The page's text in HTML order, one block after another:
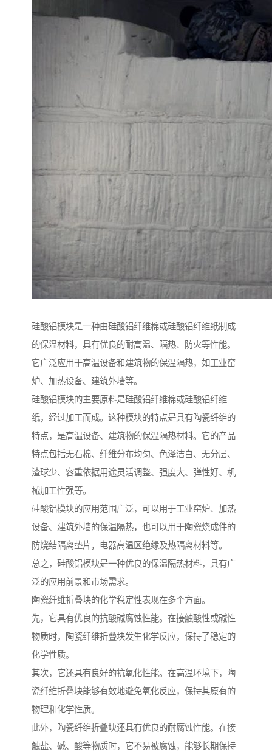
硅酸铝模块是一种由硅酸铝纤维棉或硅酸铝纤维纸制成
的保温材料，具有优良的耐高温、隔热、防火等性能。
它广泛应用于高温设备和建筑物的保温隔热，如工业窑
炉、加热设备、建筑外墙等。
硅酸铝模块的主要原料是硅酸铝纤维棉或硅酸铝纤维
纸，经过加工而成。这种模块的特点是具有陶瓷纤维的
特点，是高温设备、建筑物的保温隔热材料。它的产品
特点包括无石棉、纤维分布均匀、色泽洁白、无分层、
渣球少、容重依据用途灵活调整、强度大、弹性好、机
械加工性强等。
硅酸铝模块的应用范围广泛，可以用于工业窑炉、加热
设备、建筑外墙的保温隔热，也可以用于陶瓷烧成件的
防烧结隔离垫片，电器高温区绝缘及热隔离材料等。
总之，硅酸铝模块是一种优良的保温隔热材料，具有广
泛的应用前景和市场需求。
陶瓷纤维折叠块的化学稳定性表现在多个方面。
先，它具有优良的抗酸碱腐蚀性能。在接触酸性或碱性
物质时，陶瓷纤维折叠块发生化学反应，保持了稳定的
化学性质。
其次，它还具有良好的抗氧化性能。在高温环境下，陶
瓷纤维折叠块能够有效地避免氧化反应，保持其原有的
物理和化学性质。
此外，陶瓷纤维折叠块还具有优良的耐腐蚀性能。在接
触盐、碱、酸等物质时，它不易被腐蚀，能够长期保持